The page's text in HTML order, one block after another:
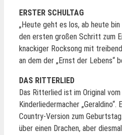
ERSTER SCHULTAG
„Heute geht es los, ab heute
den ersten großen Schritt zum
knackiger Rocksong mit
an dem der „Ernst der Lebens“
DAS RITTERLIED
Das Ritterlied ist im Original
Kinderliedermacher
Country-Version zum
über einen Drachen, aber